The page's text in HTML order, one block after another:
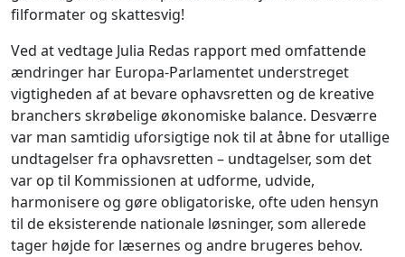
filformater og skattesvig!
Ved at vedtage Julia Redas rapport med omfattende
ændringer har Europa-Parlamentet understreget
vigtigheden af at bevare ophavsretten og de kreative
branchers skrøbelige økonomiske balance. Desværre
var man samtidig uforsigtige nok til at åbne for utallige
undtagelser fra ophavsretten – undtagelser, som det
var op til Kommissionen at udforme, udvide,
harmonisere og gøre obligatoriske, ofte uden hensyn
til de eksisterende nationale løsninger, som allerede
tager højde for læsernes og andre brugeres behov.